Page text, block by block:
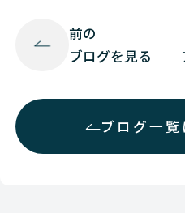
前の
ブログを見る
ブログ一覧